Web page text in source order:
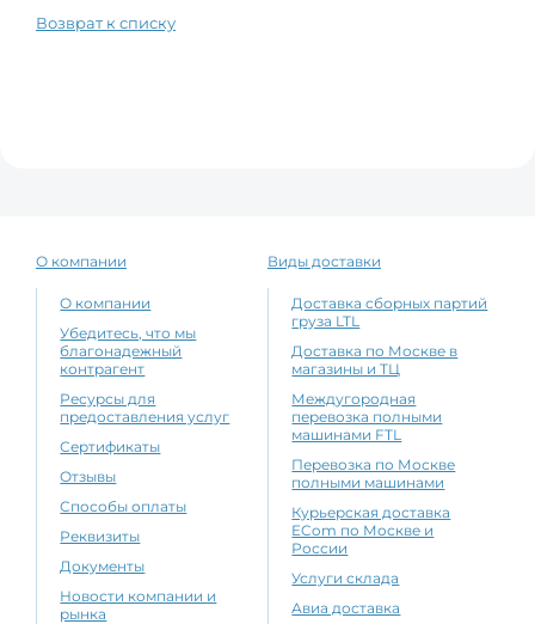
Возврат к списку
О компании
О компании
Убедитесь, что мы
благонадежный
контрагент
Ресурсы для
предоставления услуг
Сертификаты
Отзывы
Способы оплаты
Реквизиты
Документы
Новости компании и
рынка
Виды доставки
Доставка сборных партий
груза LTL
Доставка по Москве в
магазины и ТЦ
Междугородная
перевозка полными
машинами FTL
Перевозка по Москве
полными машинами
Курьерская доставка
ECom по Москве и
России
Услуги склада
Авиа доставка